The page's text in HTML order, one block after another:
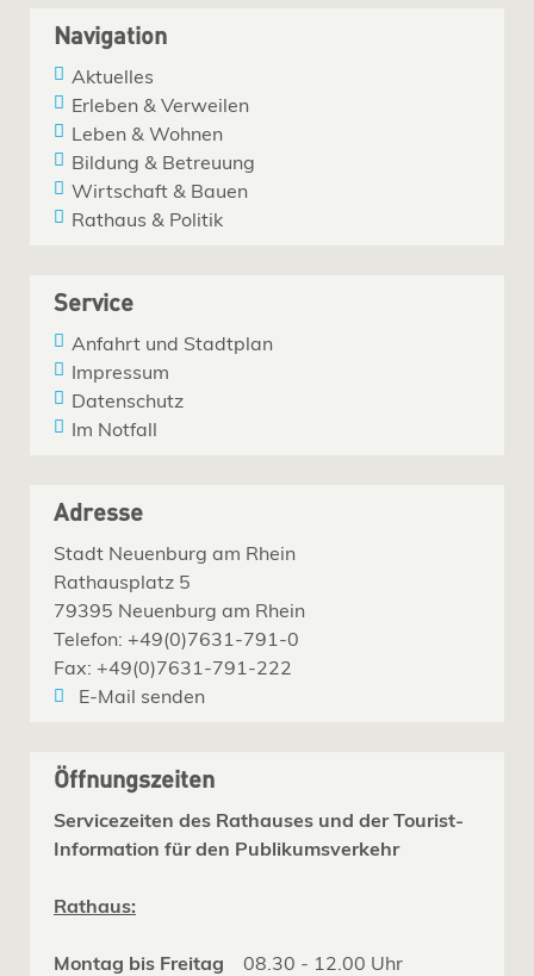
Navigation
Aktuelles
Erleben & Verweilen
Leben & Wohnen
Bildung & Betreuung
Wirtschaft & Bauen
Rathaus & Politik
Service
Anfahrt und Stadtplan
Impressum
Datenschutz
Im Notfall
Adresse
Stadt Neuenburg am Rhein
Rathausplatz 5
79395 Neuenburg am Rhein
Telefon: +49(0)7631-791-0
Fax: +49(0)7631-791-222
E-Mail senden
Öffnungszeiten
Servicezeiten des Rathauses und der Tourist-
Information für den Publikumsverkehr
Rathaus:
Montag bis Freitag 08.30 - 12.00 Uhr